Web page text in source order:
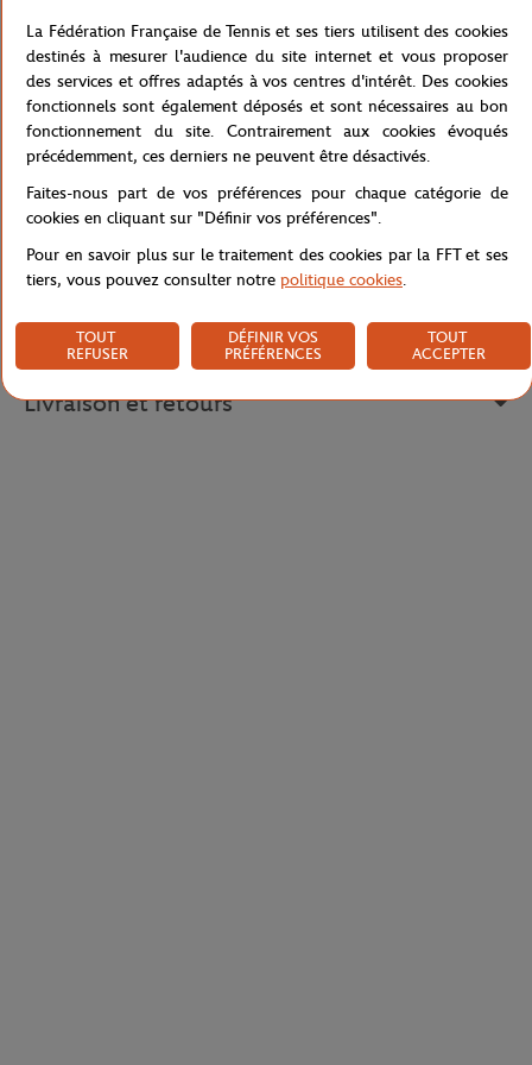
Le message humoristique imprimé en coloris rose " J'peux pas je
suis à Roland" de se débardeur en jersey de coton blanc vous
remémorera vos meilleurs moments passés au sein du stade
Roland-Garros. 100% féminin, ce débardeur signature est aussi
disponible pour les plus jeunes fans. Des sweats et des t-shirts de
cette capsule sont également déclinés pour monsieur.
Référence :RTSW0618-BLR
Caractéristiques
Livraison et retours
La Fédération Française de Tennis et ses tiers utilisent des cookies
destinés à mesurer l'audience du site internet et vous proposer
des services et offres adaptés à vos centres d'intérêt. Des cookies
fonctionnels sont également déposés et sont nécessaires au bon
fonctionnement du site. Contrairement aux cookies évoqués
précédemment, ces derniers ne peuvent être désactivés.
Faites-nous part de vos préférences pour chaque catégorie de
cookies en cliquant sur "Définir vos préférences".
Pour en savoir plus sur le traitement des cookies par la FFT et ses
tiers, vous pouvez consulter notre politique cookies.
TOUT
REFUSER
DÉFINIR VOS
PRÉFÉRENCES
TOUT
ACCEPTER